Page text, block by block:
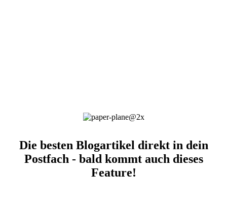
Die besten Blogartikel direkt in dein
Postfach - bald kommt auch dieses
Feature!